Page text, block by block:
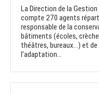
La Direction de la
compte 270 agents
responsable de la
bâtiments (écoles,
théâtres, bureaux…) et
l’adaptation...